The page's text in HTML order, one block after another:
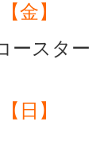
金】
ースター
日】